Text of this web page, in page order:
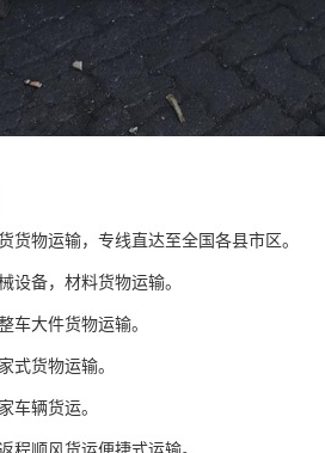
货物运输，专线直达至全国各县市区。
设备，材料货物运输。
车大件货物运输。
式货物运输。
车辆货运。